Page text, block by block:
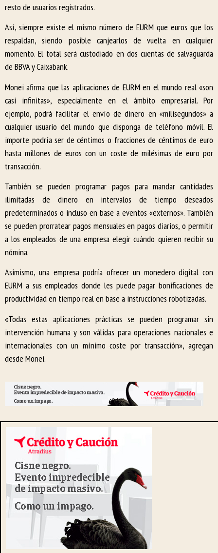
resto de usuarios registrados.
Así, siempre existe el mismo número de EURM que euros que los
respaldan, siendo posible canjearlos de vuelta en cualquier
momento. El total será custodiado en dos cuentas de salvaguarda
de BBVA y Caixabank.
Monei afirma que las aplicaciones de EURM en el mundo real «son
casi infinitas», especialmente en el ámbito empresarial. Por
ejemplo, podrá facilitar el envío de dinero en «milisegundos» a
cualquier usuario del mundo que disponga de teléfono móvil. El
importe podría ser de céntimos o fracciones de céntimos de euro
hasta millones de euros con un coste de milésimas de euro por
transacción.
También se pueden programar pagos para mandar cantidades
ilimitadas de dinero en intervalos de tiempo deseados
predeterminados o incluso en base a eventos «externos». También
se pueden prorratear pagos mensuales en pagos diarios, o permitir
a los empleados de una empresa elegir cuándo quieren recibir su
nómina.
Asimismo, una empresa podría ofrecer un monedero digital con
EURM a sus empleados donde les puede pagar bonificaciones de
productividad en tiempo real en base a instrucciones robotizadas.
«Todas estas aplicaciones prácticas se pueden programar sin
intervención humana y son válidas para operaciones nacionales e
internacionales con un mínimo coste por transacción», agregan
desde Monei.